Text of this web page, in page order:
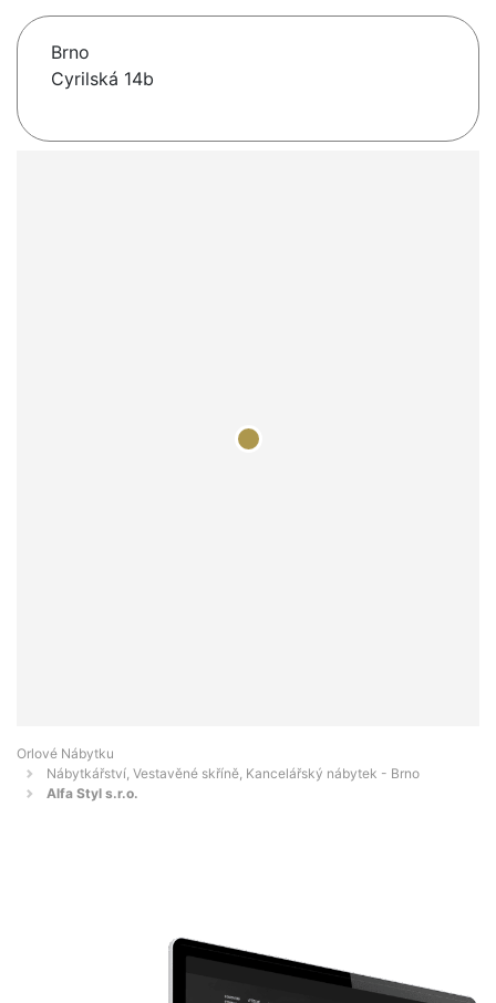
Brno
Cyrilská 14b
Orlové Nábytku
Nábytkářství, Vestavěné skříně, Kancelářský nábytek - Brno
Alfa Styl s.r.o.